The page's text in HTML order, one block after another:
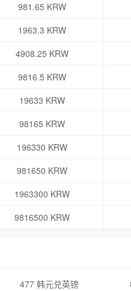
981.65 KRW
1963.3 KRW
4908.25 KRW
9816.5 KRW
19633 KRW
98165 KRW
196330 KRW
981650 KRW
1963300 KRW
9816500 KRW
477 韩元兑英镑